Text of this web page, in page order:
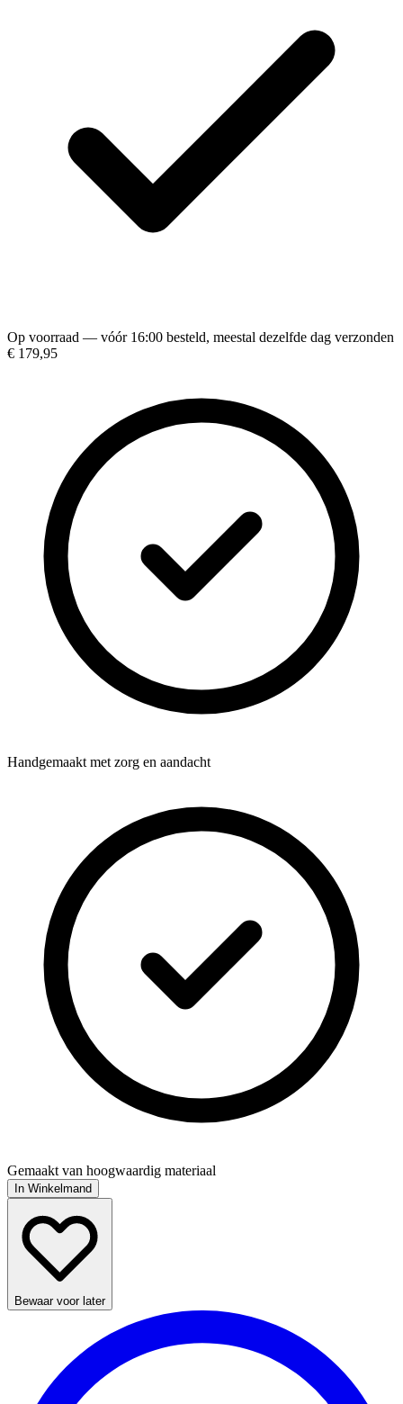
Op voorraad — vóór 16:00 besteld, meestal dezelfde dag verzonden
€ 179,95
Handgemaakt met zorg en aandacht
Gemaakt van hoogwaardig materiaal
In Winkelmand
Bewaar voor later